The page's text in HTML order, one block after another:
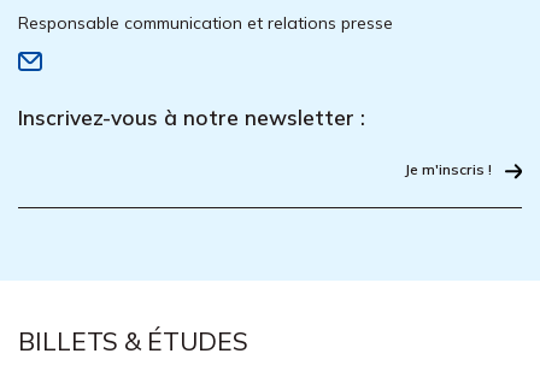
Responsable communication et relations presse
Inscrivez-vous à notre newsletter :
Je m'inscris !
BILLETS & ÉTUDES